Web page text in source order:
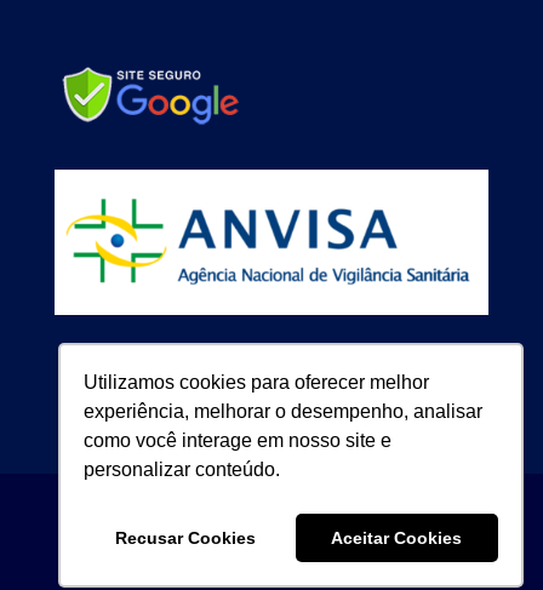
Utilizamos cookies para oferecer melhor
experiência, melhorar o desempenho, analisar
como você interage em nosso site e
personalizar conteúdo.
Recusar Cookies Aceitar Cookies
Good Pack Indústria, Comércio E Representações
Ltda. • CNPJ: 66988437000193